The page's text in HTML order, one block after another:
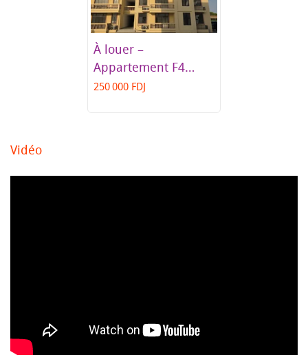
À louer –
Appartement F4
spacieux au Héron,
250 000 FDJ
Vidéo